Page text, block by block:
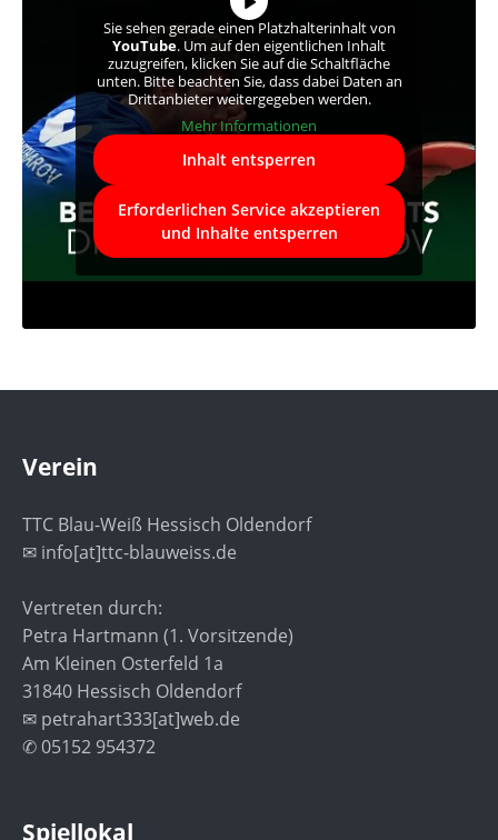
Sie sehen gerade einen Platzhalterinhalt von
YouTube. Um auf den eigentlichen Inhalt
zuzugreifen, klicken Sie auf die Schaltfläche
unten. Bitte beachten Sie, dass dabei Daten an
Drittanbieter weitergegeben werden.
Mehr Informationen
Inhalt entsperren
Erforderlichen Service akzeptieren
und Inhalte entsperren
Verein
TTC Blau-Weiß Hessisch Oldendorf
✉ info[at]ttc-blauweiss.de
Vertreten durch:
Petra Hartmann (1. Vorsitzende)
Am Kleinen Osterfeld 1a
31840 Hessisch Oldendorf
✉ petrahart333[at]web.de
✆ 05152 954372
Spiellokal